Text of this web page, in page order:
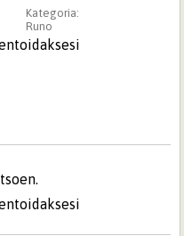
Kategoria:
Runo